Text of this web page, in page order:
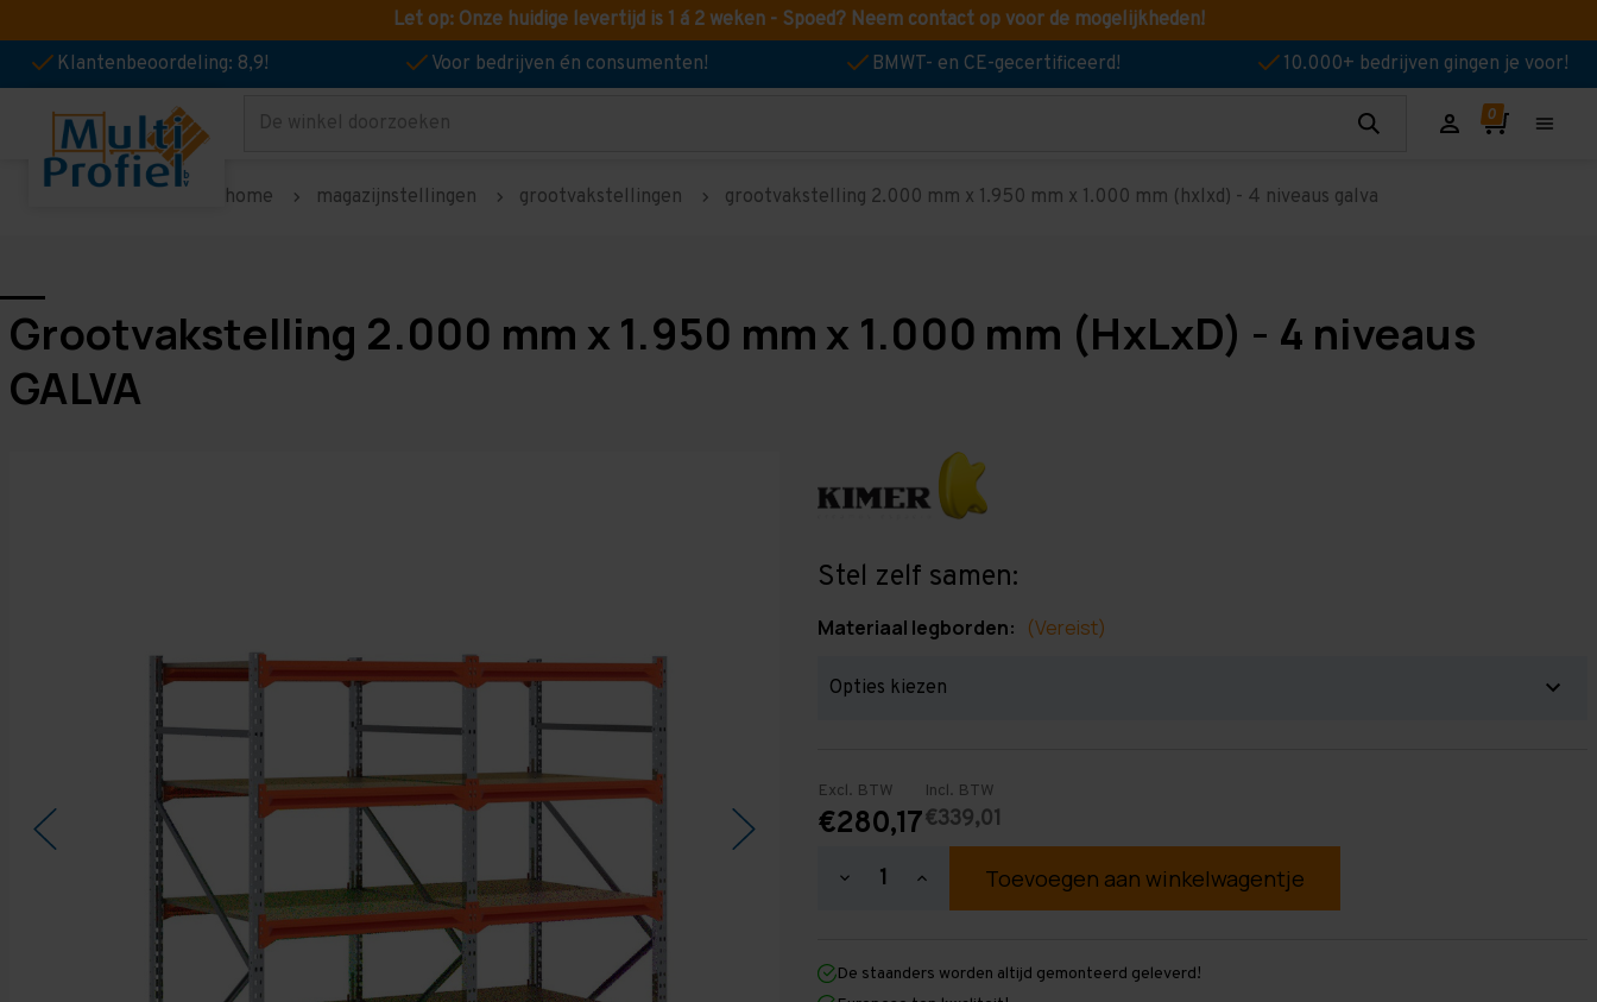
Let op: Onze huidige levertijd is 1 á 2 weken - Spoed? Neem contact op voor de mogelijkheden!
Klantenbeoordeling: 8,9!
Voor bedrijven én consumenten! BMWT- en CE-gecertificeerd! 10.000+ bedrijven gingen je voor!
Zoeken
home magazijnstellingen grootvakstellingen grootvakstelling 2.000 mm x 1.950 mm x 1.000 mm (hxlxd) - 4 niveaus galva
Grootvakstelling 2.000 mm x 1.950 mm x 1.000 mm (HxLxD) - 4 niveaus
GALVA
Stel zelf samen:
Materiaal legborden: (Vereist)
Excl. BTW
€280,17
Incl. BTW
€339,01
Hoeveelheid
2.000
mm
Hoeveelheid
verhogen
2.000
mm
De staanders worden altijd gemonteerd geleverd!